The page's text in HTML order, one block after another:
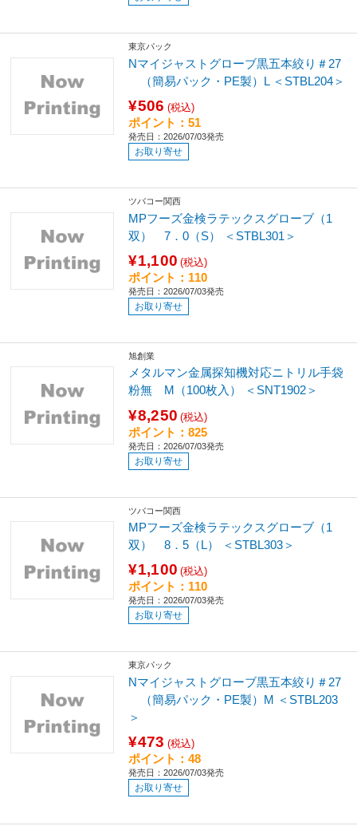
東京パック
Nマイジャストグローブ黒五本絞り＃27
（簡易パック・PE製）L ＜STBL204＞
¥506 (税込)
ポイント：51
発売日：2026/07/03発売
お取り寄せ
ツバコー関西
MPフーズ金検ラテックスグローブ（1
双） 7．0（S） ＜STBL301＞
¥1,100 (税込)
ポイント：110
発売日：2026/07/03発売
お取り寄せ
旭創業
メタルマン金属探知機対応ニトリル手袋
粉無 M（100枚入） ＜SNT1902＞
¥8,250 (税込)
ポイント：825
発売日：2026/07/03発売
お取り寄せ
ツバコー関西
MPフーズ金検ラテックスグローブ（1
双） 8．5（L） ＜STBL303＞
¥1,100 (税込)
ポイント：110
発売日：2026/07/03発売
お取り寄せ
東京パック
Nマイジャストグローブ黒五本絞り＃27
（簡易パック・PE製）M ＜STBL203
＞
¥473 (税込)
ポイント：48
発売日：2026/07/03発売
お取り寄せ